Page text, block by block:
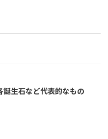
誕生石など代表的なもの